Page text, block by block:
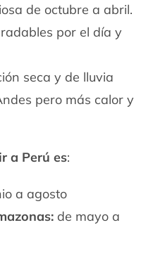
de octubre a abril.
por el día y
seca y de lluvia
pero más calor y
a Perú es:
a agosto
de mayo a